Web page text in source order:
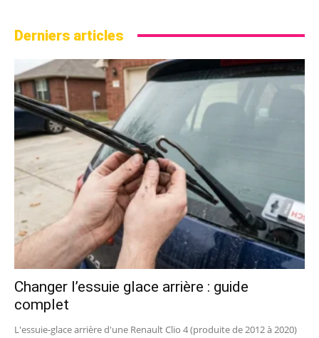
Derniers articles
Changer l’essuie glace arrière : guide
complet
L'essuie-glace arrière d'une Renault Clio 4 (produite de 2012 à 2020)